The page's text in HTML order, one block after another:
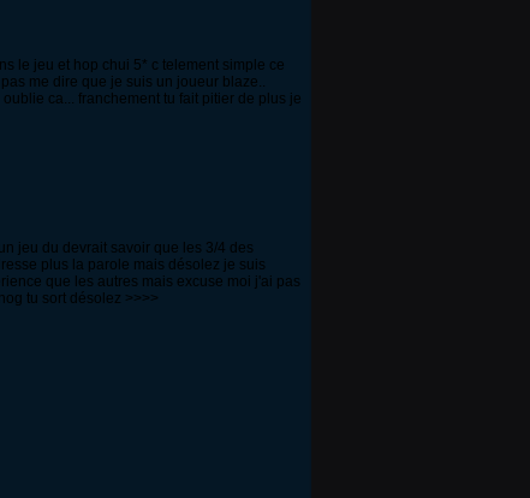
le jeu et hop chui 5* c telement simple ce
me dire que je suis un joueur blaze..
ca... franchement tu fait pitier de plus je
jeu du devrait savoir que les 3/4 des
plus la parole mais désolez je suis
que les autres mais excuse moi j'ai pas
tu sort désolez >>>>